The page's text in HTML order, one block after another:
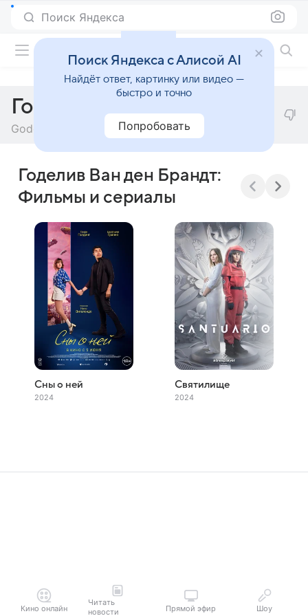
Поиск Яндекса
Годелив Ван ден Брандт
Godeliv Van den Brandt
Годелив Ван ден Брандт:
Фильмы и сериалы
Сны о ней
2024
Святилище
2024
Кино онлайн
Читать
новости
Прямой эфир Шоу
Поиск Яндекса с Алисой AI
Найдёт ответ, картинку или видео —
быстро и точно
Попробовать